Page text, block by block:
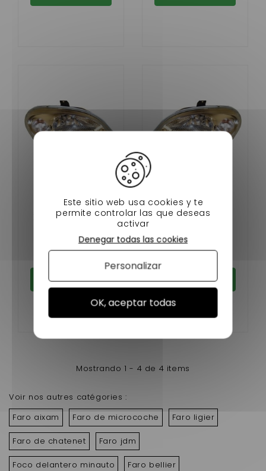
DERECHO LIGIER
XTOO, MICROCAR
JDM ABACA, BELLIER
OPALE, DIVANE
En stock
Añadir al carrito
IZQUIERDO LIGIER
XTOO, MICROCAR
JDM ABACA, BELLIER
OPALE, DIVANE
En stock
Añadir al carrito
Mostrando 1 - 4 de 4 items
Voir nos autres catégories :
Faro aixam
Faro de microcoche Faro ligier
Faro de chatenet Faro jdm
Foco delantero minauto Faro bellier
Este sitio web usa cookies y te
permite controlar las que deseas
activar
OK, aceptar todas
Denegar todas las cookies
Personalizar